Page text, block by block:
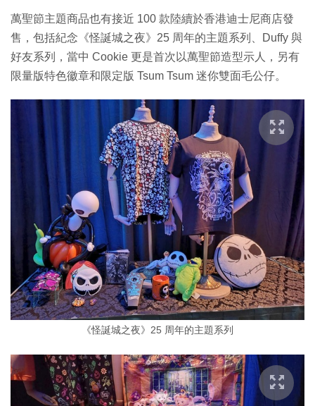
萬聖節主題商品也有接近 100 款陸續於香港迪士尼商店發
售，包括紀念《怪誕城之夜》25 周年的主題系列、Duffy 與
好友系列，當中 Cookie 更是首次以萬聖節造型示人，另有
限量版特色徽章和限定版 Tsum Tsum 迷你雙面毛公仔。
《怪誕城之夜》25 周年的主題系列